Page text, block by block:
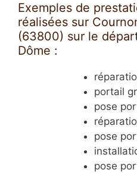
Exemples de
réalisées sur
(63800) sur le
Dôme :
portail
pose
pose
pose